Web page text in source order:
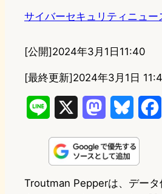
サイバーセキュリティニュー
[公開]2024年3月1日11:40
[最終更新]2024年3月1日
n
s
u
e
Troutman Pepperは、データ